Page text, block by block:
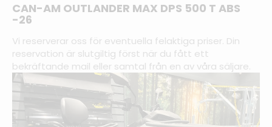
CAN-AM OUTLANDER MAX DPS 500 T ABS
-26
Vi reserverar oss för eventuella felaktiga priser. Din
reservation är slutgiltig först när du fått ett
bekräftande mail eller samtal från en av våra säljare.